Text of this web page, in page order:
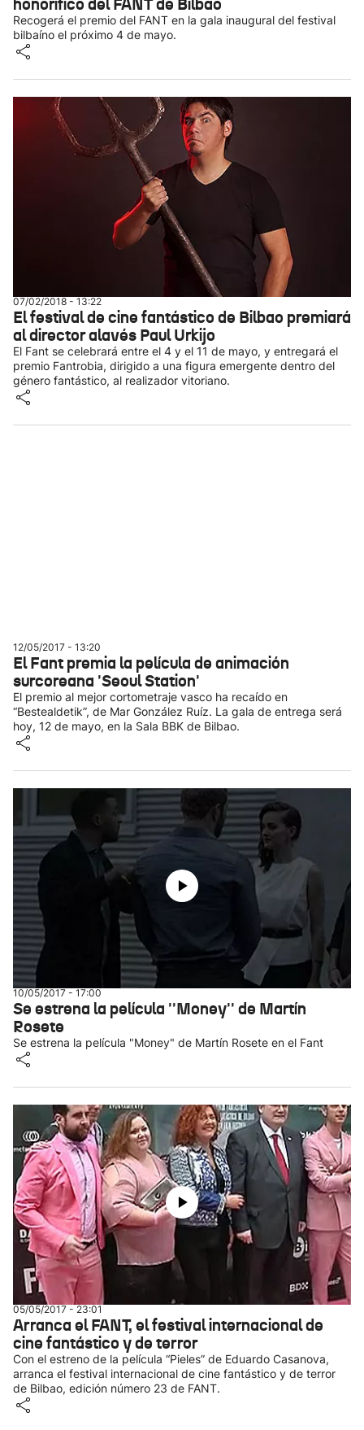
Recogerá el premio del FANT en la gala inaugural del festival
bilbaíno el próximo 4 de mayo.
07/02/2018 - 13:22
El festival de cine fantástico de Bilbao premiará
al director alavés Paul Urkijo
El Fant se celebrará entre el 4 y el 11 de mayo, y entregará el
premio Fantrobia, dirigido a una figura emergente dentro del
género fantástico, al realizador vitoriano.
12/05/2017 - 13:20
El Fant premia la película de animación
surcoreana 'Seoul Station'
El premio al mejor cortometraje vasco ha recaído en
“Bestealdetik”, de Mar González Ruíz. La gala de entrega será
hoy, 12 de mayo, en la Sala BBK de Bilbao.
10/05/2017 - 17:00
Se estrena la película ''Money'' de Martín
Rosete
Se estrena la película "Money" de Martín Rosete en el Fant
05/05/2017 - 23:01
Arranca el FANT, el festival internacional de
cine fantástico y de terror
Con el estreno de la película “Pieles” de Eduardo Casanova,
arranca el festival internacional de cine fantástico y de terror
de Bilbao, edición número 23 de FANT.